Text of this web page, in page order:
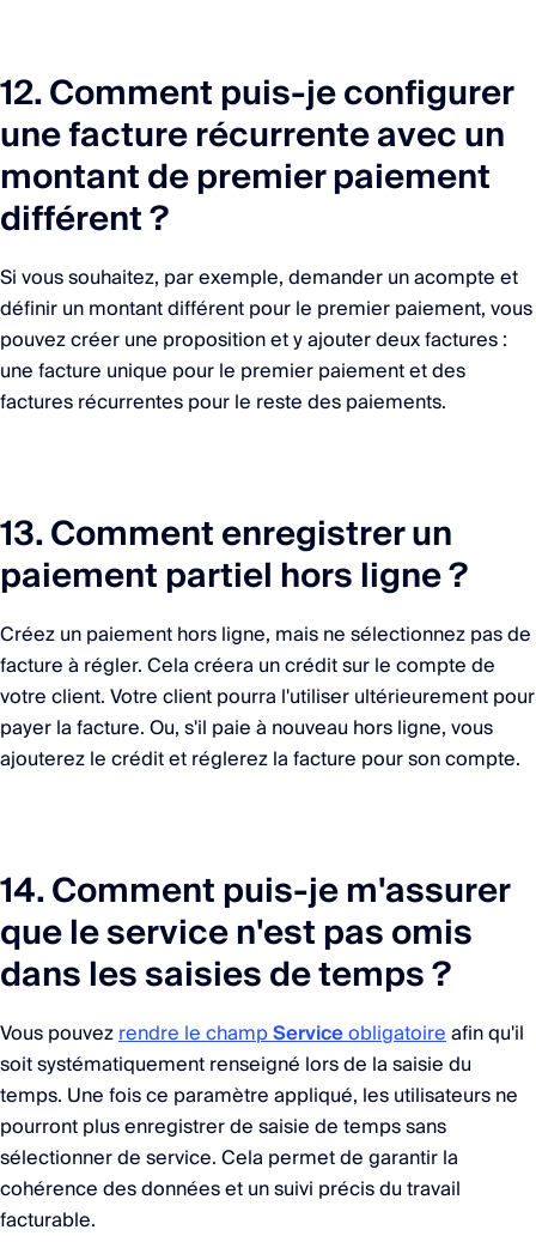
12. Comment puis-je configurer
une facture récurrente avec un
montant de premier paiement
différent ?
Si vous souhaitez, par exemple, demander un acompte et
définir un montant différent pour le premier paiement, vous
pouvez créer une proposition et y ajouter deux factures :
une facture unique pour le premier paiement et des
factures récurrentes pour le reste des paiements.
13. Comment enregistrer un
paiement partiel hors ligne ?
Créez un paiement hors ligne, mais ne sélectionnez pas de
facture à régler. Cela créera un crédit sur le compte de
votre client. Votre client pourra l'utiliser ultérieurement pour
payer la facture. Ou, s'il paie à nouveau hors ligne, vous
ajouterez le crédit et réglerez la facture pour son compte.
14. Comment puis-je m'assurer
que le service n'est pas omis
dans les saisies de temps ?
Vous pouvezrendre le champServiceobligatoireafin qu'il
soit systématiquement renseigné lors de la saisie du
temps. Une fois ce paramètre appliqué, les utilisateurs ne
pourront plus enregistrer de saisie de temps sans
sélectionner de service. Cela permet de garantir la
cohérence des données et un suivi précis du travail
facturable.